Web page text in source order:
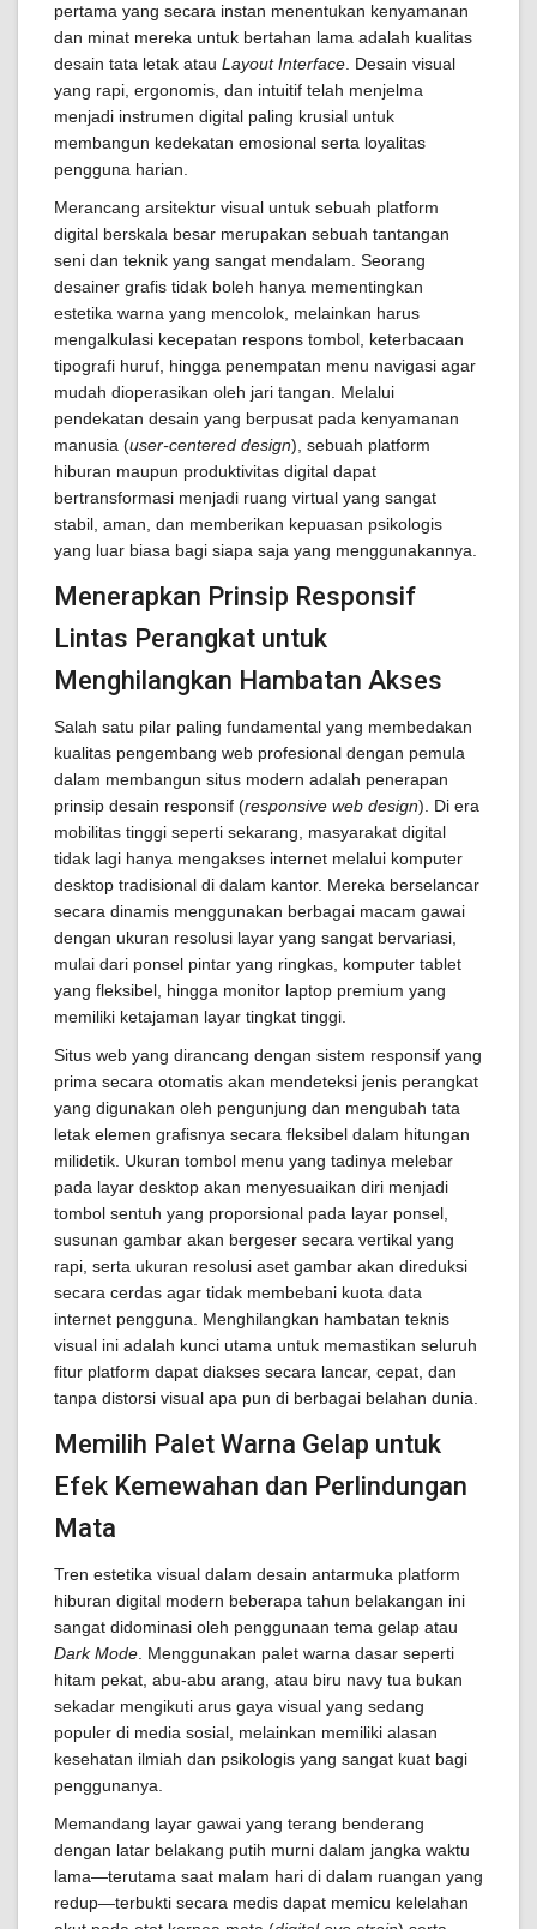
pertama yang secara instan menentukan kenyamanan
dan minat mereka untuk bertahan lama adalah kualitas
desain tata letak atau Layout Interface . Desain visual
yang rapi, ergonomis, dan intuitif telah menjelma
menjadi instrumen digital paling krusial untuk
membangun kedekatan emosional serta loyalitas
pengguna harian.
Merancang arsitektur visual untuk sebuah platform
digital berskala besar merupakan sebuah tantangan
seni dan teknik yang sangat mendalam. Seorang
desainer grafis tidak boleh hanya mementingkan
estetika warna yang mencolok, melainkan harus
mengalkulasi kecepatan respons tombol, keterbacaan
tipografi huruf, hingga penempatan menu navigasi agar
mudah dioperasikan oleh jari tangan. Melalui
pendekatan desain yang berpusat pada kenyamanan
manusia (user-centered design), sebuah platform
hiburan maupun produktivitas digital dapat
bertransformasi menjadi ruang virtual yang sangat
stabil, aman, dan memberikan kepuasan psikologis
yang luar biasa bagi siapa saja yang menggunakannya.
Menerapkan Prinsip Responsif
Lintas Perangkat untuk
Menghilangkan Hambatan Akses
Salah satu pilar paling fundamental yang membedakan
kualitas pengembang web profesional dengan pemula
dalam membangun situs modern adalah penerapan
prinsip desain responsif (responsive web design). Di era
mobilitas tinggi seperti sekarang, masyarakat digital
tidak lagi hanya mengakses internet melalui komputer
desktop tradisional di dalam kantor. Mereka berselancar
secara dinamis menggunakan berbagai macam gawai
dengan ukuran resolusi layar yang sangat bervariasi,
mulai dari ponsel pintar yang ringkas, komputer tablet
yang fleksibel, hingga monitor laptop premium yang
memiliki ketajaman layar tingkat tinggi.
Situs web yang dirancang dengan sistem responsif yang
prima secara otomatis akan mendeteksi jenis perangkat
yang digunakan oleh pengunjung dan mengubah tata
letak elemen grafisnya secara fleksibel dalam hitungan
milidetik. Ukuran tombol menu yang tadinya melebar
pada layar desktop akan menyesuaikan diri menjadi
tombol sentuh yang proporsional pada layar ponsel,
susunan gambar akan bergeser secara vertikal yang
rapi, serta ukuran resolusi aset gambar akan direduksi
secara cerdas agar tidak membebani kuota data
internet pengguna. Menghilangkan hambatan teknis
visual ini adalah kunci utama untuk memastikan seluruh
fitur platform dapat diakses secara lancar, cepat, dan
tanpa distorsi visual apa pun di berbagai belahan dunia.
Memilih Palet Warna Gelap untuk
Efek Kemewahan dan Perlindungan
Mata
Tren estetika visual dalam desain antarmuka platform
hiburan digital modern beberapa tahun belakangan ini
sangat didominasi oleh penggunaan tema gelap atau
Dark Mode . Menggunakan palet warna dasar seperti
hitam pekat, abu-abu arang, atau biru navy tua bukan
sekadar mengikuti arus gaya visual yang sedang
populer di media sosial, melainkan memiliki alasan
kesehatan ilmiah dan psikologis yang sangat kuat bagi
penggunanya.
Memandang layar gawai yang terang benderang
dengan latar belakang putih murni dalam jangka waktu
lama—terutama saat malam hari di dalam ruangan yang
redup—terbukti secara medis dapat memicu kelelahan